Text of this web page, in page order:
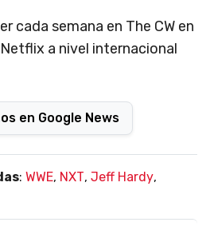
cada semana en The CW en
a nivel internacional
en Google News
: WWE, NXT, Jeff Hardy,